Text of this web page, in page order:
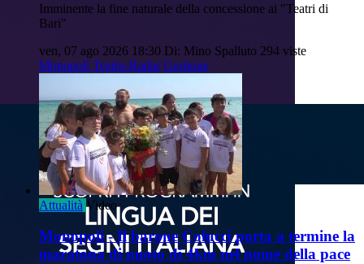
Imminente la fine naturale della concessione ai "Teatri di
Bari"
ven, 07 ago 2026 18:30 Di: Mino Spalluto 294 viste
Monopoli Teatro-Radar Gestione
Attualità Video
Monopoli - Il barone Colucci porta a termine la
maratona di nuoto di 4km nel nome della pace